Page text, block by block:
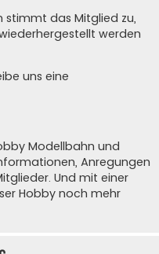
stimmt das Mitglied zu,
werden
uns eine
Modellbahn und
Anregungen
Und mit einer
Hobby noch mehr